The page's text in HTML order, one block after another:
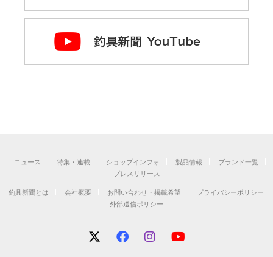
ニュース 特集・連載 ショップインフォ 製品情報
ブランド一覧
プレスリリース
釣具新聞とは
会社概要 お問い合わせ・掲載希望
プライバシーポリシー
外部送信ポリシー